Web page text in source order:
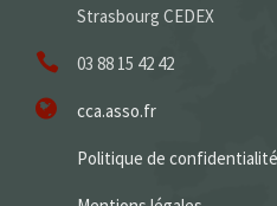
Strasbourg CEDEX
03 88 15 42 42
cca.asso.fr
Politique de confidentialité